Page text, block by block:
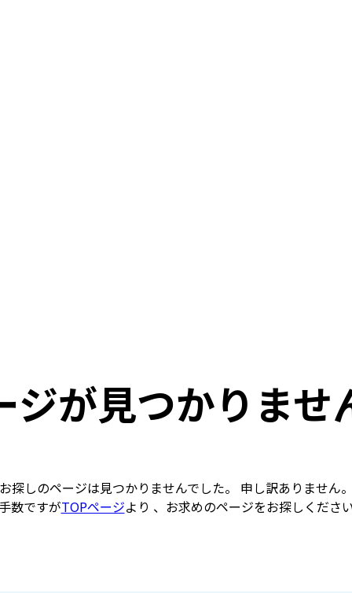
ジが見つかりませ
探しのページは見つかりませんでした。 申し訳ありません。
数ですがTOPページより 、お求めのページをお探しください